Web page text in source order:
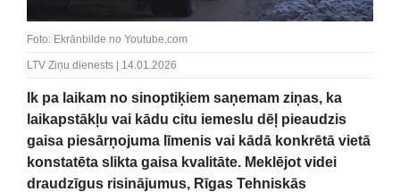
Foto: Ekrānbilde no Youtube.com
LTV Ziņu dienests | 14.01.2026
Ik pa laikam no sinoptiķiem saņemam ziņas, ka
laikapstākļu vai kādu citu iemeslu dēļ pieaudzis
gaisa piesārņojuma līmenis vai kādā konkrētā vietā
konstatēta slikta gaisa kvalitāte. Meklējot videi
draudzīgus risinājumus, Rīgas Tehniskās